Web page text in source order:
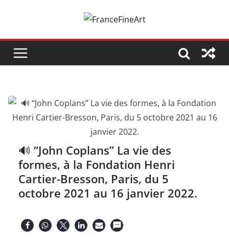
🔊 “John Coplans” La vie des
formes, à la Fondation Henri
Cartier-Bresson, Paris, du 5
octobre 2021 au 16 janvier 2022.